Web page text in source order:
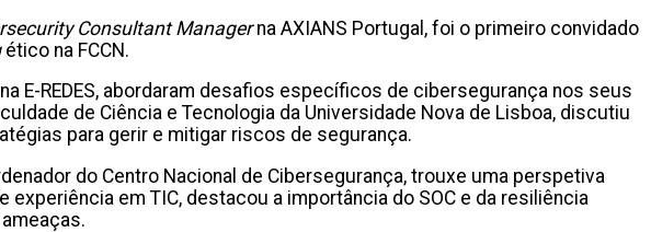
Consultant Managerna AXIANS Portugal, foi o primeiro convidado
ético na FCCN.
E-REDES, abordaram desafios específicos de cibersegurança nos seus
de Ciência e Tecnologia da Universidade Nova de Lisboa, discutiu
para gerir e mitigar riscos de segurança.
do Centro Nacional de Cibersegurança, trouxe uma perspetiva
em TIC, destacou a importância do SOC e da resiliência